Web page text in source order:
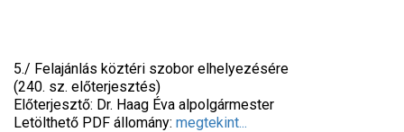
5./ Felajánlás köztéri szobor elhelyezésére
(240. sz. előterjesztés)
Előterjesztő: Dr. Haag Éva alpolgármester
Letölthető PDF állomány: megtekint...